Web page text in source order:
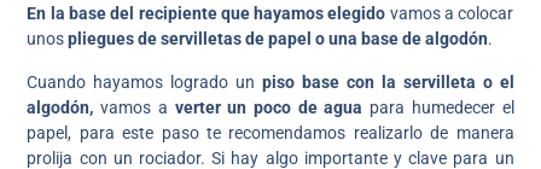
En la base del recipiente que hayamos elegido vamos a colocar
unospliegues de servilletas de papel o una base de algodón.
Cuando hayamos logrado un piso base con la servilleta o el
algodón,vamos a verter un poco de agua para humedecer el
papel, para este paso te recomendamos realizarlo de manera
prolija con un rociador. Si hay algo importante y clave para un